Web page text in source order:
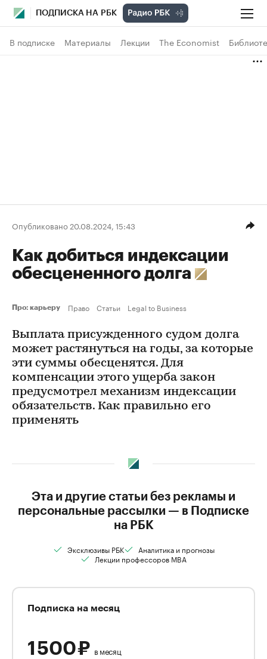
ПОДПИСКА НА РБК
В подписке Материалы Лекции The Economist
Опубликовано 20.08.2024, 15:43
Как добиться индексации
обесцененного долга
Про: карьеру Право Статьи Legal to Business
Выплата присужденного судом долга
может растянуться на годы, за которые
эти суммы обесценятся. Для
компенсации этого ущерба закон
предусмотрел механизм индексации
обязательств. Как правильно его
применять
Эта и другие статьи без рекламы и
персональные рассылки — в Подписке
на РБК
Эксклюзивы РБК
Аналитика и прогнозы
Лекции профессоров MBA
Подписка на месяц
1 500 ₽ в месяц